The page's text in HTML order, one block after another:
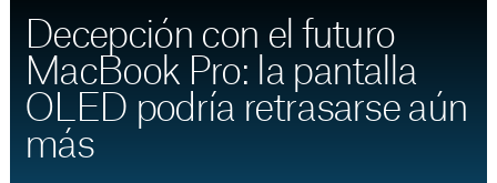
Decepción con el futuro
MacBook Pro: la pantalla
OLED podría retrasarse aún
más